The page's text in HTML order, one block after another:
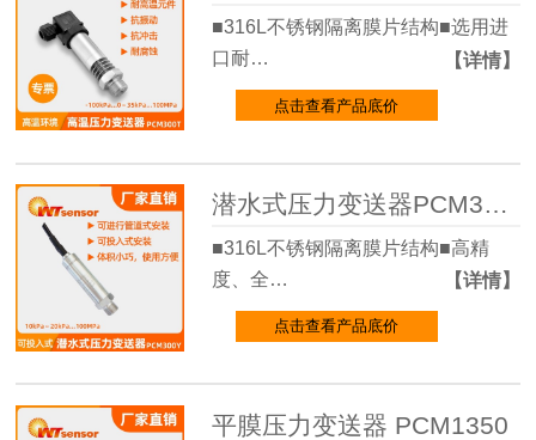
■316L不锈钢隔离膜片结构■选用进
口耐…
【详情】
点击查看产品底价
潜水式压力变送器PCM300Y
■316L不锈钢隔离膜片结构■高精
度、全…
【详情】
点击查看产品底价
平膜压力变送器 PCM1350